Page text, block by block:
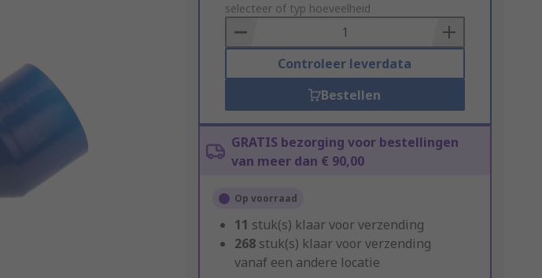
to
Basket
selecteer of typ hoeveelheid
Controleer leverdata
Bestellen
GRATIS bezorging voor bestellingen
van meer dan € 90,00
Op voorraad
11 stuk(s) klaar voor verzending
268 stuk(s) klaar voor verzending
vanaf een andere locatie